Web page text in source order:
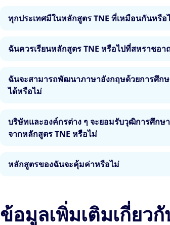
มหาวิทยาลัยในสหราชอาณาจักรเป็นองค์กรอิ
ศึกษา ในฐานะสถาบันที่มอบวุฒิการศึกษา มห
ผิดชอบเหล่านี้ไว้ในหลักคุณภาพสำหรับอุดมศึ
Quality Code for Higher Education) หลักก
ทั้งหมดสำหรับการมอบโอกาสในการเรียนรู้แ
คุณภาพการเรียนรู้ ไม่ว่าที่ใดและใครเป็นผู้สอ
การเลือกหลักสูตร TNE นั้นเหมือนกับการเลือ
หลักสูตร และควรขึ้นอยู่กับเป้าหมายและวัตถุ
ทุกประเทศมีในหลักสูตร TNE ที่เหมือนกันหรือ
วิชาที่เปิดสอนจะแตกต่างกันไปในแต่ละสถาบั
จะขึ้นอยู่กับมหาวิทยาลัยในสหราชอาณาจักรที่
เดียวกัน และคุณภาพของการศึกษาที่คุณได้รับ
ประเทศใดก็ตาม
ฉันควรเรียนหลักสูตร TNE หรือไปที่สหราชอา
การศึกษาระดับอุดมศึกษาหลักสูตร TNE ที่ได้รั
ๆ มีคุณภาพเหมือนกันทุกประการกับการศึกษา
เลือกสถานที่ศึกษาระดับอุดมศึกษาของคุณควร
ทำงาน)
ฉันจะสามารถพัฒนาภาษาอังกฤษด้วยการศึก
ได้หรือไม่
ได้ หลักสูตรจะสอนเป็นภาษาอังกฤษ และคุณจ
และการเรียนในห้องเรียนเพื่อมีปฏิสัมพันธ์กับ
ทั้งหมดนี้จะช่วยให้คุณพัฒนาทักษะการสนทนา
อย่างไรก็ตาม การไม่ได้พำนักอยู่ในสหราชอ
บริษัทและองค์กรต่าง ๆ จะยอมรับวุฒิการศึก
จากหลักสูตร TNE หรือไม่
ยอมรับ คุณจะได้รับวุฒิการศึกษาของสหราช
อาณาจักรมอบให้ ซึ่งเป็นวุฒิการศึกษาเดียวกั
อย่างไรก็ตาม เราขอแนะนำให้คุณศึกษาข้อมู
เป็นที่ยอมรับสำหรับอาชีพนั้น เช่นเดียวกับที่คุณ
หลักสูตรของฉันจะคุ้มค่าหรือไม่
อนาคตที่สดใสและประสบความสำเร็จ การศึก
ประเทศยังคุ้มค่าเงินอีกด้วย เพราะการประหยั
ข้อมูลเพิ่มเติมเกี่ยว